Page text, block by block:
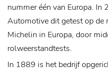
nummer één van Europa.
Automotive dit getest op de
Michelin in Europa, door
rolweerstandtests.
In 1889 is het bedrijf